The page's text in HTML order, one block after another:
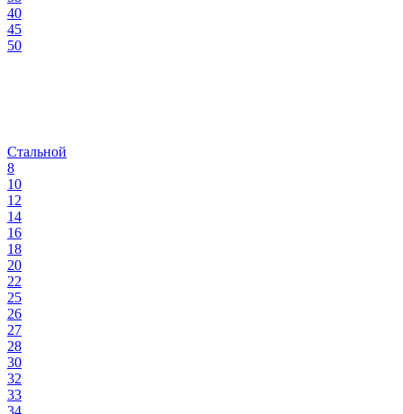
40
45
50
Стальной
8
10
12
14
16
18
20
22
25
26
27
28
30
32
33
34